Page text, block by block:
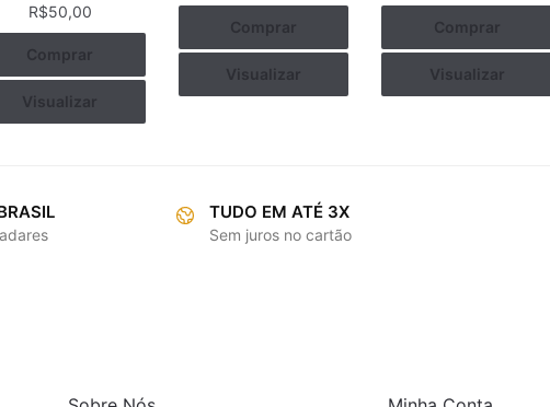
R$50,00
Comprar
Visualizar
Comprar
Visualizar
Comprar
Visualizar
TUDO EM ATÉ 3X
Sem juros no cartão